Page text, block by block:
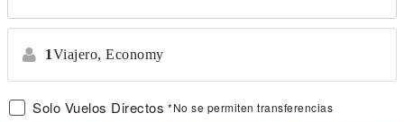
1Viajero, Economy
Solo Vuelos Directos *No se permiten transferencias